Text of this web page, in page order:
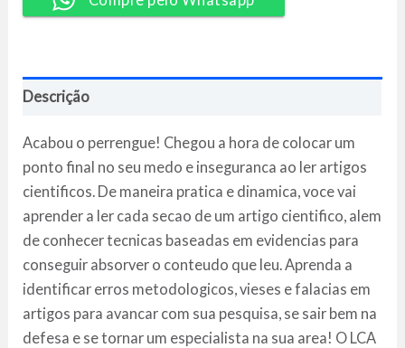
quantidade
Descrição
Acabou o perrengue! Chegou a hora de colocar um
ponto final no seu medo e inseguranca ao ler artigos
cientificos. De maneira pratica e dinamica, voce vai
aprender a ler cada secao de um artigo cientifico, alem
de conhecer tecnicas baseadas em evidencias para
conseguir absorver o conteudo que leu. Aprenda a
identificar erros metodologicos, vieses e falacias em
artigos para avancar com sua pesquisa, se sair bem na
defesa e se tornar um especialista na sua area! O LCA